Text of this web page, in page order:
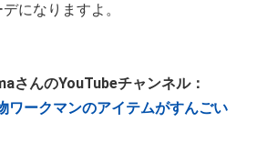
になりますよ。
さんのYouTubeチャンネル：
ワークマンのアイテムがすんごい